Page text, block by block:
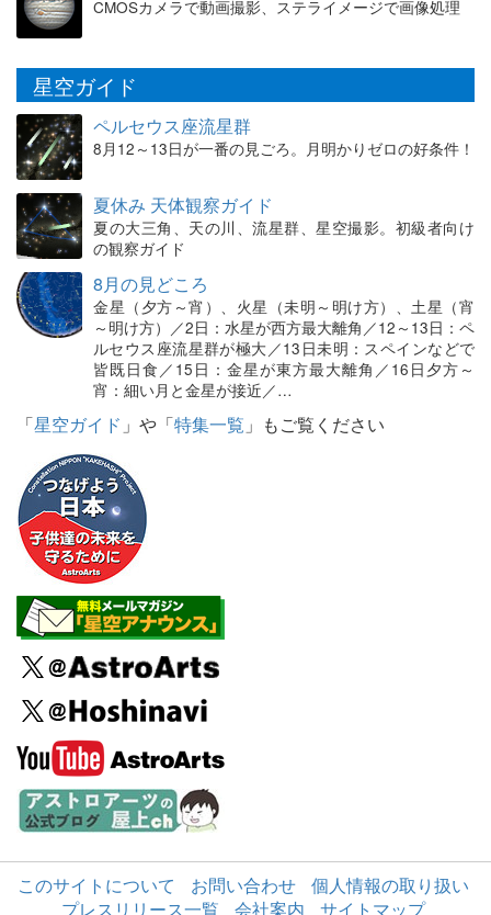
CMOSカメラで動画撮影、ステライメージで画像処理
星空ガイド
ペルセウス座流星群
8月12～13日が一番の見ごろ。月明かりゼロの好条件！
夏休み 天体観察ガイド
夏の大三角、天の川、流星群、星空撮影。初級者向け
の観察ガイド
8月の見どころ
金星（夕方～宵）、火星（未明～明け方）、土星（宵
～明け方）／2日：水星が西方最大離角／12～13日：ペ
ルセウス座流星群が極大／13日未明：スペインなどで
皆既日食／15日：金星が東方最大離角／16日夕方～
宵：細い月と金星が接近／…
「星空ガイド 」や「特集一覧 」もご覧ください
このサイトについて お問い合わせ
個人情報の取り扱い
プレスリリース一覧
会社案内 サイトマップ